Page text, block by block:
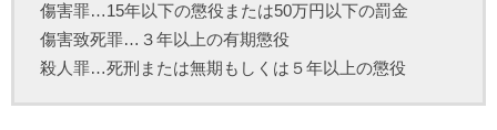
傷害罪…15年以下の懲役または50万円以下の罰金
傷害致死罪…３年以上の有期懲役
殺人罪…死刑または無期もしくは５年以上の懲役